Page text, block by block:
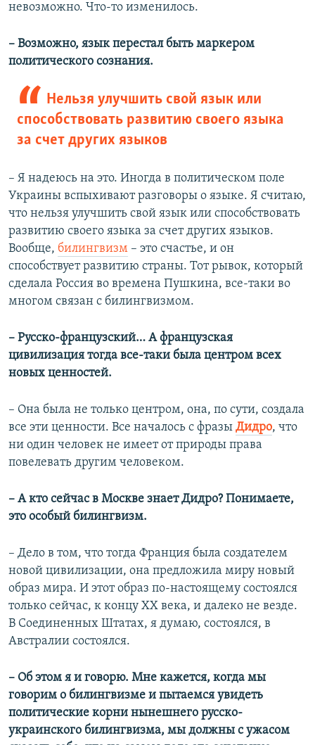
невозможно. Что-то изменилось.
–​ Возможно, язык перестал быть маркером
политического сознания.
Нельзя улучшить свой язык или
способствовать развитию своего языка
за счет других языков
–​ Я надеюсь на это. Иногда в политическом поле
Украины вспыхивают разговоры о языке. Я считаю,
что нельзя улучшить свой язык или способствовать
развитию своего языка за счет других языков.
Вообще, билингвизм – это счастье, и он
способствует развитию страны. Тот рывок, который
сделала Россия во времена Пушкина, все-таки во
многом связан с билингвизмом.
–​ Русско-французский… А французская
цивилизация тогда все-таки была центром всех
новых ценностей.
–​ Она была не только центром, она, по сути, создала
все эти ценности. Все началось с фразы Дидро, что
ни один человек не имеет от природы права
повелевать другим человеком.
–​ А кто сейчас в Москве знает Дидро? Понимаете,
это особый билингвизм.
–​ Дело в том, что тогда Франция была создателем
новой цивилизации, она предложила миру новый
образ мира. И этот образ по-настоящему состоялся
только сейчас, к концу ХХ века, и далеко не везде.
В Соединенных Штатах, я думаю, состоялся, в
Австралии состоялся.
–​ Об этом я и говорю. Мне кажется, когда мы
говорим о билингвизме и пытаемся увидеть
политические корни нынешнего русско-
украинского билингвизма, мы должны с ужасом